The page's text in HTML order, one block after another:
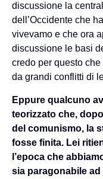
discussione la
dell’Occidente che
vivevamo e che ora
discussione le basi
credo per questo
da grandi conflitti di
Eppure qualcuno
teorizzato che,
del comunismo, la
fosse finita. Lei
l’epoca che
sia paragonabile ad